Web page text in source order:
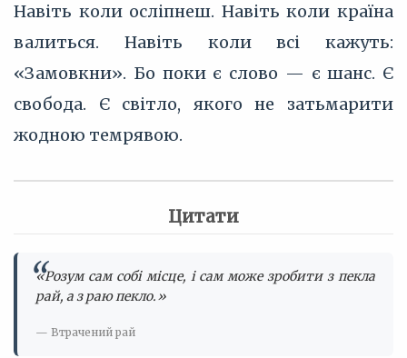
Навіть коли осліпнеш. Навіть коли країна
валиться. Навіть коли всі кажуть:
«Замовкни». Бо поки є слово — є шанс. Є
свобода. Є світло, якого не затьмарити
жодною темрявою.
Цитати
«Розум сам собі місце, і сам може зробити з пекла
рай, а з раю пекло.»
— Втрачений рай